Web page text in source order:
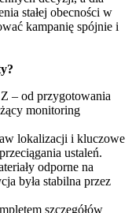
stałej obecności w
kampanię spójnie i
– od przygotowania
monitoring
lokalizacji i kluczowe
ustaleń.
odporne na
była stabilna przez
szczegółów